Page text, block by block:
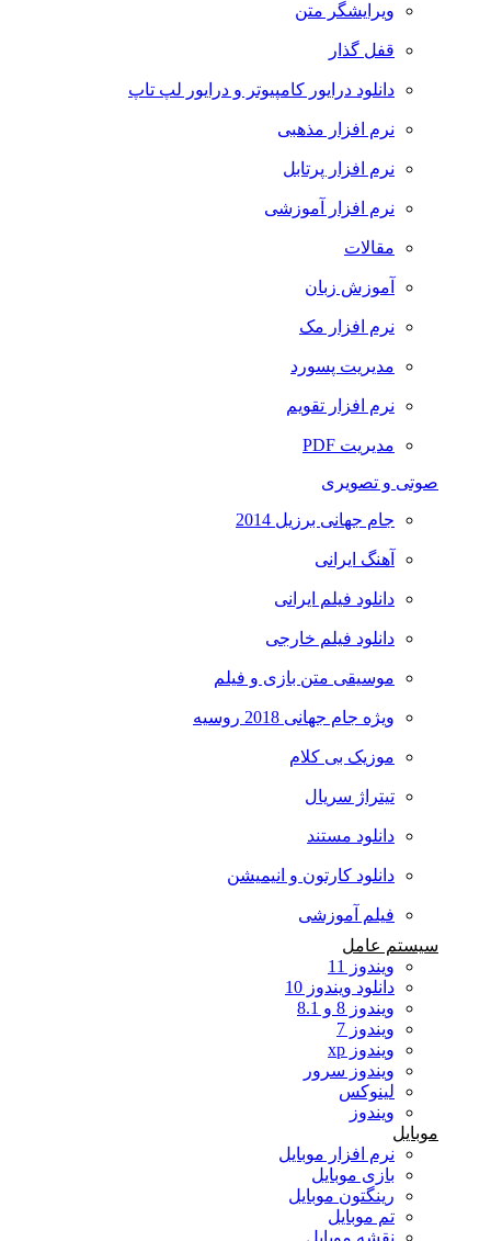
ویرایشگر متن
قفل گذار
دانلود درایور کامپیوتر و درایور لپ تاپ
نرم افزار مذهبی
نرم افزار پرتابل
نرم افزار آموزشی
مقالات
آموزش زبان
نرم افزار مک
مدیریت پسورد
نرم افزار تقویم
مدیریت PDF
صوتی و تصویری
جام جهانی برزیل 2014
آهنگ ایرانی
دانلود فیلم ایرانی
دانلود فیلم خارجی
موسیقی متن بازی و فیلم
ویژه جام جهانی 2018 روسیه
موزیک بی کلام
تیتراژ سریال
دانلود مستند
دانلود کارتون و انیمیشن
فیلم آموزشی
سیستم عامل
ویندوز 11
دانلود ویندوز 10
ویندوز 8 و 8.1
ویندوز 7
ویندوز xp
ویندوز سرور
لینوکس
ویندوز
نرم افزار موبایل
بازی موبایل
رینگتون موبایل
تم موبایل
نقشه موبایل